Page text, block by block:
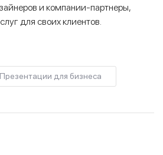
и компании-партнеры,
для своих клиентов.
Презентации для бизнеса